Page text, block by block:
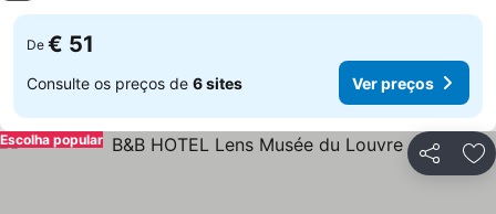
De € 51
Consulte os preços de 6 sites Ver preços
Partilhar
Escolha popular